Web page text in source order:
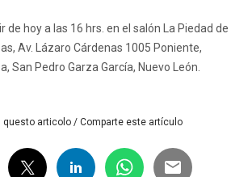
de hoy a las 16 hrs. en el salón La Piedad de
Av. Lázaro Cárdenas 1005 Poniente,
San Pedro Garza García, Nuevo León.
questo articolo / Comparte este artículo